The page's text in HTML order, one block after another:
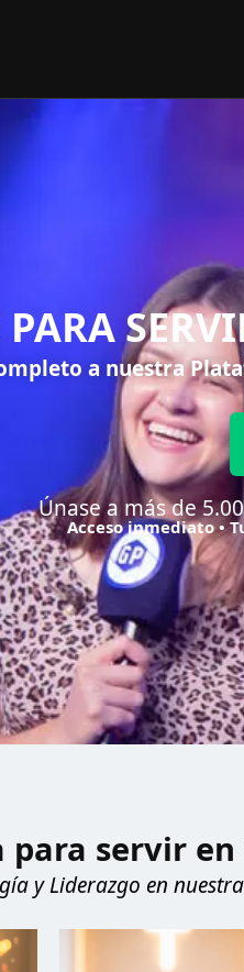
PARA
a nuestra
Únase a más de
Acceso inmediato •
para servir
y Liderazgo en